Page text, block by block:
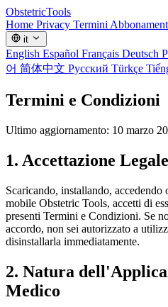
ObstetricTools
Home Privacy Termini
it
English Español Français Deutsch
어 简体中文 Русский Türkçe
Termini e Condizioni
Ultimo aggiornamento: 10 marzo
1. Accettazione
Scaricando, installando,
mobile Obstetric Tools, accetti di
presenti Termini e Condizioni. Se
accordo, non sei autorizzato a
disinstallarla immediatamente.
2. Natura
Medico